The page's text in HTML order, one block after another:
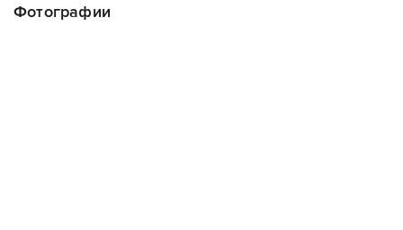
Фотографии